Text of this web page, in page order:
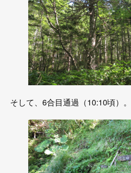
そして、6合目通過（10:10頃）。